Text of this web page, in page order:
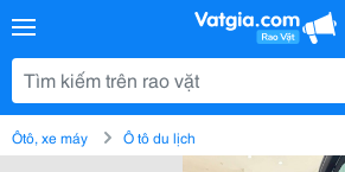
Ôtô, xe máy Ô tô du lịch